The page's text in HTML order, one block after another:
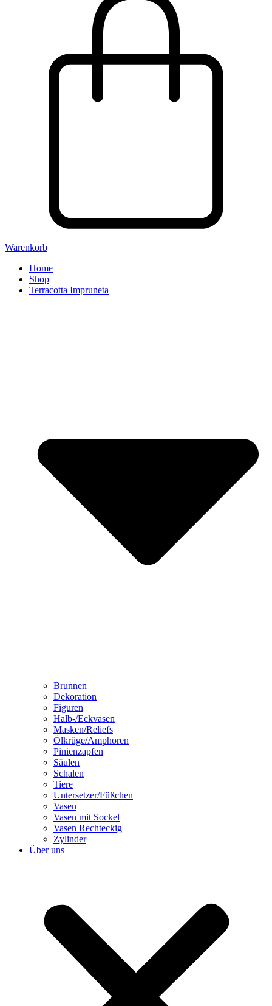
Warenkorb
Home
Shop
Terracotta Impruneta
Brunnen
Dekoration
Figuren
Halb-/Eckvasen
Masken/Reliefs
Ölkrüge/Amphoren
Pinienzapfen
Säulen
Schalen
Tiere
Untersetzer/Füßchen
Vasen
Vasen mit Sockel
Vasen Rechteckig
Zylinder
Über uns